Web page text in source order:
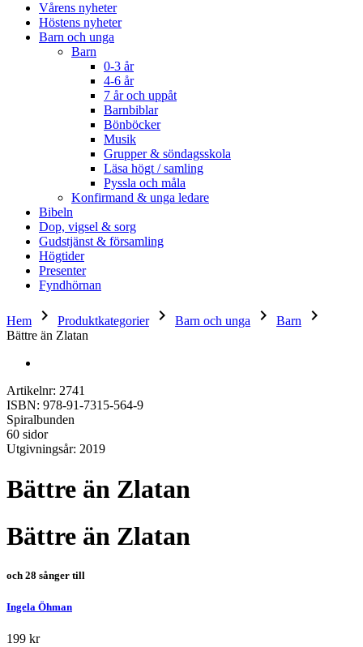
Vårens nyheter
Höstens nyheter
Barn och unga
Barn
0-3 år
4-6 år
7 år och uppåt
Barnbiblar
Bönböcker
Musik
Grupper & söndagsskola
Läsa högt / samling
Pyssla och måla
Konfirmand & unga ledare
Bibeln
Dop, vigsel & sorg
Gudstjänst & församling
Högtider
Presenter
Fyndhörnan
Hem keyboard_arrow_right Produktkategorier keyboard_arrow_right Barn och unga keyboard_arrow_right Barn keyboard_arrow_right
Bättre än Zlatan
Artikelnr: 2741
ISBN: 978-91-7315-564-9
Spiralbunden
60 sidor
Utgivningsår: 2019
Bättre än Zlatan
Bättre än Zlatan
och 28 sånger till
Ingela Öhman
199 kr